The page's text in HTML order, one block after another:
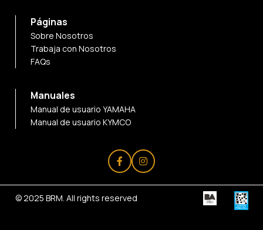
Páginas
Sobre Nosotros
Trabaja con Nosotros
FAQs
Manuales
Manual de usuario YAMAHA
Manual de usuario KYMCO
© 2025 BRM. All rights reserved